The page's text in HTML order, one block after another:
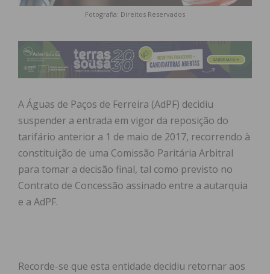
Fotografia: Direitos Reservados
A Águas de Paços de Ferreira (AdPF) decidiu
suspender a entrada em vigor da reposição do
tarifário anterior a 1 de maio de 2017, recorrendo à
constituição de uma Comissão Paritária Arbitral
para tomar a decisão final, tal como previsto no
Contrato de Concessão assinado entre a autarquia
e a AdPF.
Recorde-se que esta entidade decidiu retornar aos